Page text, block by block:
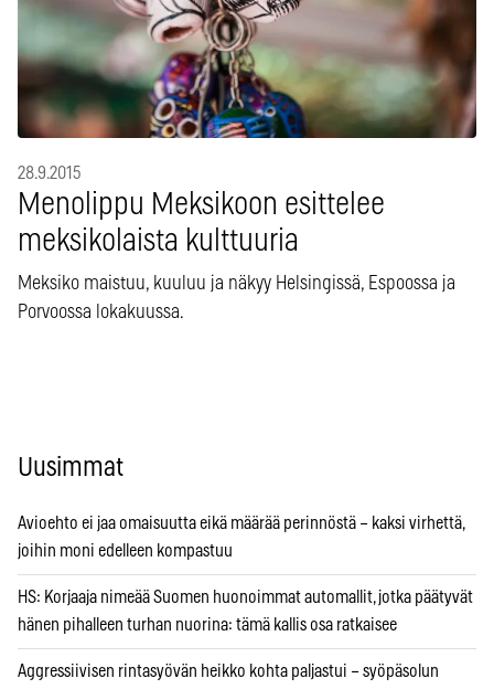
28.9.2015
Menolippu Meksikoon esittelee
meksikolaista kulttuuria
Meksiko maistuu, kuuluu ja näkyy Helsingissä, Espoossa ja
Porvoossa lokakuussa.
Uusimmat
Avioehto ei jaa omaisuutta eikä määrää perinnöstä – kaksi virhettä,
joihin moni edelleen kompastuu
HS: Korjaaja nimeää Suomen huonoimmat automallit, jotka päätyvät
hänen pihalleen turhan nuorina: tämä kallis osa ratkaisee
Aggressiivisen rintasyövän heikko kohta paljastui – syöpäsolun